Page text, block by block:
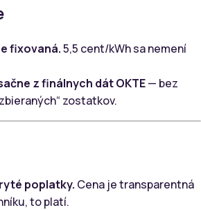
fixovaná.5,5 cent/kWh sa nemení
z finálnych dát OKTE— bez
zostatkov.
poplatky. Cena je transparentná
to platí.